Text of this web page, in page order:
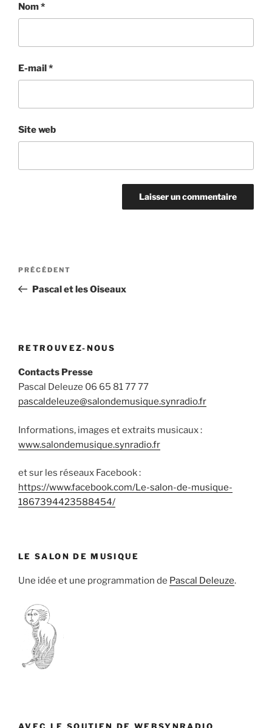
Nom*
E-mail*
Site web
Navigation
l’article
Article
précédent
PRÉCÉDENT
Pascal et les Oiseaux
RETROUVEZ-NOUS
Contacts Presse
Pascal Deleuze 06 65 81 77 77
pascaldeleuze@salondemusique.synradio.fr
Informations, images et extraits musicaux :
www.salondemusique.synradio.fr
et sur les réseaux Facebook :
https://www.facebook.com/Le-salon-de-musique-
1867394423588454/
LE SALON DE MUSIQUE
Une idée et une programmation de Pascal Deleuze.
AVEC LE SOUTIEN DE WEBSYNRADIO